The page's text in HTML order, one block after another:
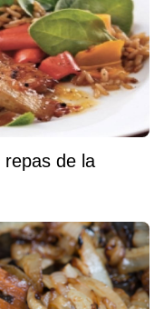
repas de la